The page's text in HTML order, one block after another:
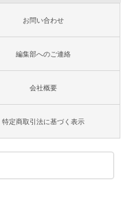
お問い合わせ
編集部へのご連絡
会社概要
特定商取引法に基づく表示